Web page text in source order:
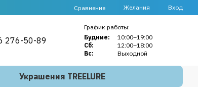
Сравнение Желания Вход
276-50-89
График работы:
Будние:
10:00–19:00
Сб:
12:00–18:00
Вс:
Выходной
Украшения TREELURE